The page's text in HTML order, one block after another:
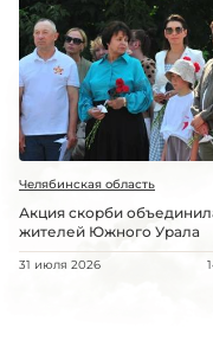
Челябинская область
Акция скорби
жителей Южного Урала
31 июля 2026